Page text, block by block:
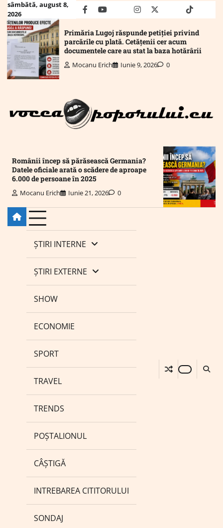
Skip
content
sâmbătă, august 8,
2026
facebookyoutubeMailinstagram
twitter truthtiktok
Primăria Lugoj răspunde petiției privind
parcările cu plată. Cetățenii cer acum
documentele care au stat la baza hotărârii
Mocanu Erich Iunie 9, 2026 0
Românii încep să părăsească Germania?
Datele oficiale arată o scădere de aproape
6.000 de persoane în 2025
Mocanu Erich Iunie 21, 2026 0
ȘTIRI INTERNE
ȘTIRI EXTERNE
SHOW
ECONOMIE
SPORT
TRAVEL
TRENDS
POȘTALIONUL
CÂȘTIGĂ
INTREBAREA CITITORULUI
SONDAJ